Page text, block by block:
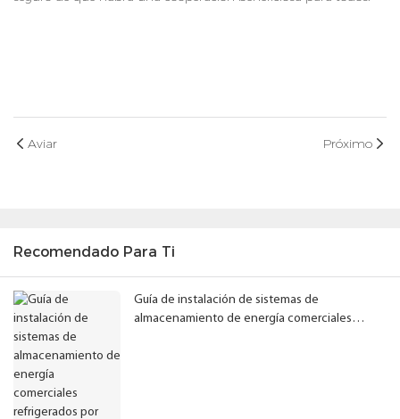
Aviar Próximo
Recomendado Para Ti
Guía de instalación de sistemas de
almacenamiento de energía comerciales